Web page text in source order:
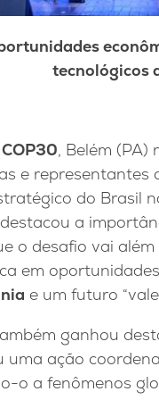
tecnológicos
COP30, Belém (PA)
e
do Brasil
a
o desafio vai
em
e um futuro
ganhou
uma ação
o a fenômenos